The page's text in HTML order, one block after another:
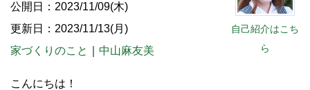
自己紹介はこち
ら
公開日：2023/11/09(木)
更新日：2023/11/13(月)
家づくりのこと
中山麻友美
こんにちは！